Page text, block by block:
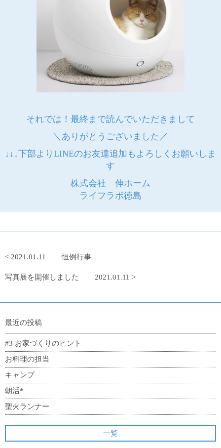
それでは！最終まで読んでいただきまして
＼ありがとうございました／
↓↓↓下部よりLINEのお友達追加もよろしくお願いしま
す
株式会社 伸ホーム
ライフラボ徳島
< 2021.01.11 恒例行事
写真展を開催しました 2021.01.11 >
最近の投稿
#3 お家づくりのヒント
お料理の担当
キャンプ
朝活*
聖火ランナー
一覧